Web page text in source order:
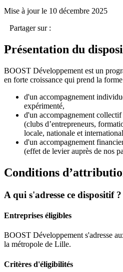
Mise à jour le 10 décembre 2025
Partager sur :
Présentation du
BOOST Développement est un
en forte croissance qui prend la
d'un accompagnement
expérimenté,
d'un accompagnement
(clubs d’entrepreneurs,
locale, nationale et
d'un accompagnement
(effet de levier auprès de nos
Conditions
A qui s'adresse ce dispositif ?
Entreprises éligibles
BOOST Développement s'adresse
la métropole de Lille.
Critères d'éligibilités